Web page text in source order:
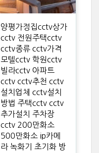
양평가정집cctv상가
cctv 전원주택cctv
cctv종류 cctv가격
모텔cctv 학원cctv
빌라cctv 아파트
cctv cctv추천 cctv
설치업체 cctv설치
방법 주택cctv cctv
추가설치 주차장
cctv 200만화소
500만화소 ip카메
라 녹화기 초기화 방